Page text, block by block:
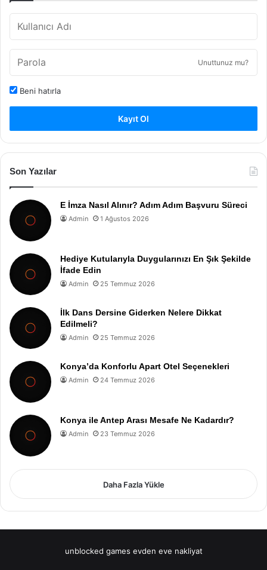
Unuttunuz mu?
Beni hatırla
Kayıt Ol
Son Yazılar
E İmza Nasıl Alınır? Adım Adım Başvuru Süreci
Admin 1 Ağustos 2026
Hediye Kutularıyla Duygularınızı En Şık Şekilde
İfade Edin
Admin 25 Temmuz 2026
İlk Dans Dersine Giderken Nelere Dikkat
Edilmeli?
Admin 25 Temmuz 2026
Konya’da Konforlu Apart Otel Seçenekleri
Admin 24 Temmuz 2026
Konya ile Antep Arası Mesafe Ne Kadardır?
Admin 23 Temmuz 2026
Daha Fazla Yükle
unblocked games evden eve nakliyat